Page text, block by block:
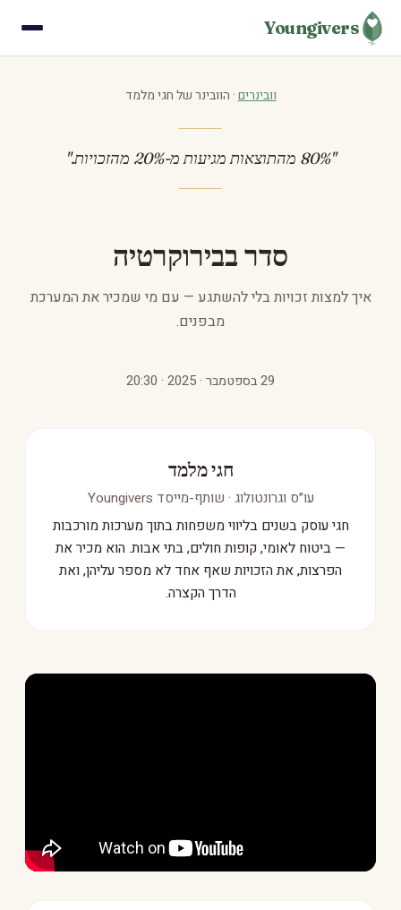
Youngivers
וובינרים· הוובינר של חגי מלמד
"80% מהתוצאות מגיעות מ-20% מהזכויות."
סדר בבירוקרטיה
איך למצות זכויות בלי להשתגע — עם מי שמכיר את המערכת
מבפנים.
29 בספטמבר · 2025 · 20:30
חגי מלמד
עו״ס וגרונטולוג · שותף-מייסד Youngivers
חגי עוסק בשנים בליווי משפחות בתוך מערכות מורכבות
— ביטוח לאומי, קופות חולים, בתי אבות. הוא מכיר את
הפרצות, את הזכויות שאף אחד לא מספר עליהן, ואת
הדרך הקצרה.